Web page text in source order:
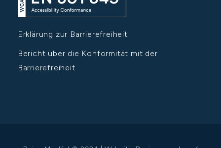
Erklärung zur Barrierefreiheit
Bericht über die Konformität mit der
Barrierefreiheit